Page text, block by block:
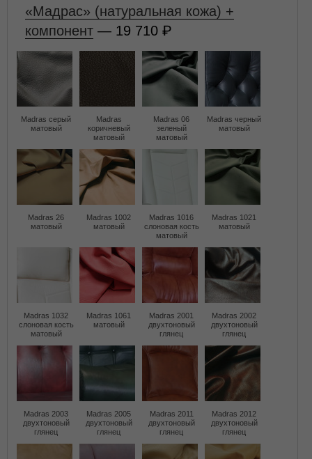
«Мадрас» (натуральная кожа) +
компонент — 19 710
Madras серый
матовый
Madras
коричневый
матовый
Madras 06
зеленый
матовый
Madras черный
матовый
Madras 26
матовый
Madras 1002
матовый
Madras 1016
слоновая кость
матовый
Madras 1021
матовый
Madras 1032
слоновая кость
матовый
Madras 1061
матовый
Madras 2001
двухтоновый
глянец
Madras 2002
двухтоновый
глянец
Madras 2003
двухтоновый
глянец
Madras 2005
двухтоновый
глянец
Madras 2011
двухтоновый
глянец
Madras 2012
двухтоновый
глянец